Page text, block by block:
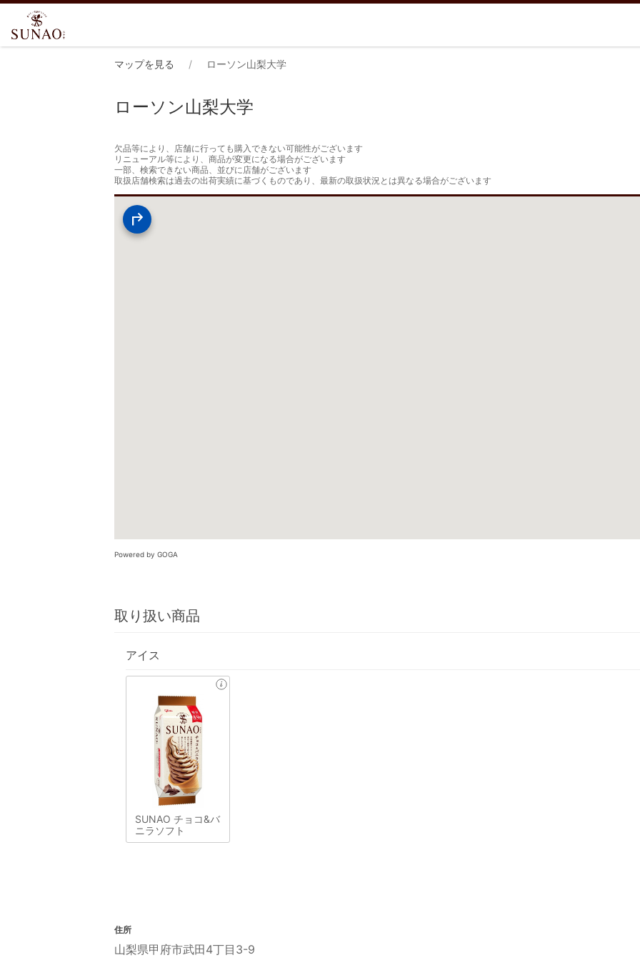
マップを見る ローソン山梨大学
ローソン山梨大学
欠品等により、店舗に行っても購入できない可能性がございます
リニューアル等により、商品が変更になる場合がございます
一部、検索できない商品、並びに店舗がございます
取扱店舗検索は過去の出荷実績に基づくものであり、最新の取扱状況とは異なる場合がございます
Powered by GOGA
取り扱い商品
アイス
SUNAO チョコ&バ
ニラソフト
住所
山梨県甲府市武田4丁目3-9